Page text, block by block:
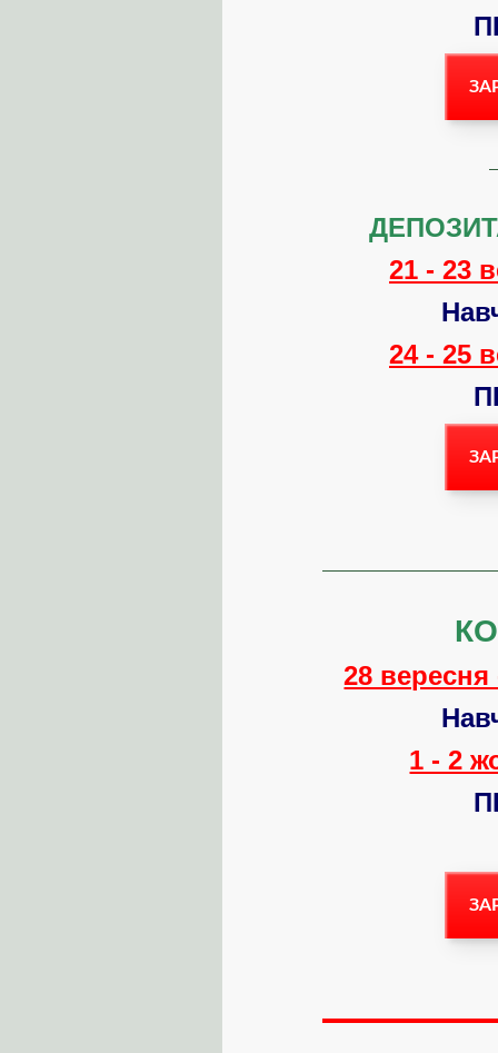
21 - 23
24 - 25
28
1 - 2